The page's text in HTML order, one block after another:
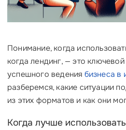
Понимание, когда
когда лендинг, — это
успешного ведения бизнеса в
разберемся, какие ситуации
из этих форматов и как они
Когда лучше